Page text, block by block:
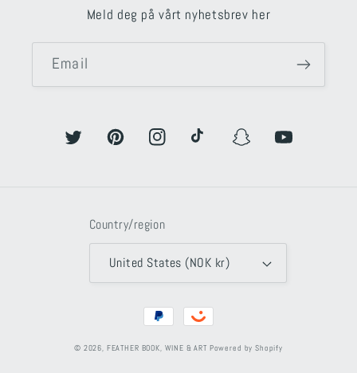
Meld deg på vårt nyhetsbrev her
Email
Twitter PinterestInstagramTikTok SnapchatYouTube
Country/region
United States (NOK kr)
Payment
© 2026, FEATHER BOOK, WINE & ART Powered by Shopify